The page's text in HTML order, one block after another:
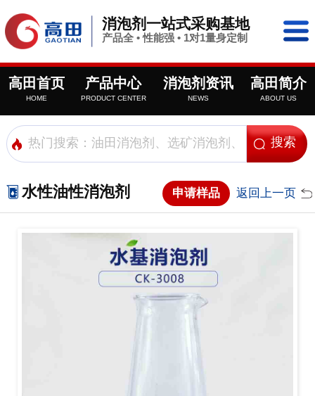
消泡剂一站式采购基地
产品全 • 性能强 • 1对1量身定制
高田首页
HOME
产品中心
PRODUCT CENTER
消泡剂资讯
NEWS
高田简介
ABOUT US
水性油性消泡剂 申请样品 返回上一页